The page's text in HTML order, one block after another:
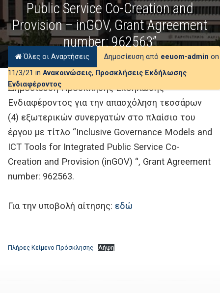
Public Service Co-Creation and
Provision – inGOV, Grant Agreement
number: 962563”
Όλες οι Αναρτήσεις Δημοσίευση από eeuom-admin on
11/3/21 in Ανακοινώσεις, Προσκλήσεις Εκδήλωσης
Ενδιαφέροντος
Δημοσίευση Πρόσκλησης Εκδήλωσης
Ενδιαφέροντος για την απασχόληση τεσσάρων
(4) εξωτερικών συνεργατών στο πλαίσιο του
έργου με τίτλο “Inclusive Governance Models and
ICT Tools for Integrated Public Service Co-
Creation and Provision (inGOV) “, Grant Agreement
number: 962563.
Για την υποβολή αίτησης: εδώ
Πλήρες Κείμενο Πρόσκλησης Λήψη